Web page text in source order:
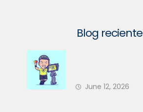
Blog reciente
Su PH Preparado?
June 12, 2026